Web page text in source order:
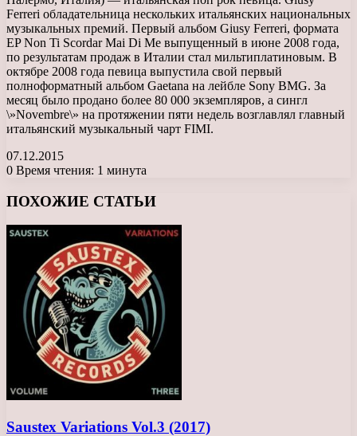
Ferreri обладательница нескольких итальянских национальных
музыкальных премий. Первый альбом Giusy Ferreri, формата
EP Non Ti Scordar Mai Di Me выпущенный в июне 2008 года,
по результатам продаж в Италии стал мильтиплатиновым. В
октябре 2008 года певица выпустила свой первый
полноформатный альбом Gaetana на лейбле Sony BMG. За
месяц было продано более 80 000 экземпляров, а сингл
\»Novembre\» на протяжении пяти недель возглавлял главный
итальянский музыкальный чарт FIMI.
07.12.2015
0 Время чтения: 1 минута
ПОХОЖИЕ СТАТЬИ
Saustex Variations Vol.3 (2017)